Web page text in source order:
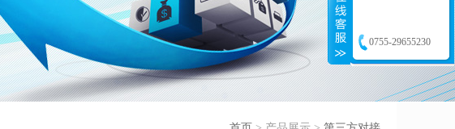
0755-29655230